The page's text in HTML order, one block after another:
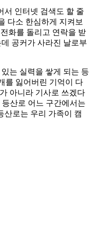
서 인터넷 검색도 할 줄
다소 한심하게 지켜보
화를 돌리고 연락을 받
공커가 사라진 날로부
는 실력을 쌓게 되는 등
를 잃어버린 기억이 다
아니라 기사로 쓰겠다
산로 어느 구간에서는
산로는 우리 가족이 캠